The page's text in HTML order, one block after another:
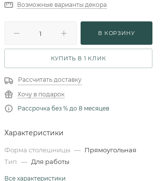
Возможные варианты декора
В КОРЗИНУ
КУПИТЬ В 1 КЛИК
Рассчитать доставку
Хочу в подарок
Рассрочка без % до 8 месяцев
Характеристики
Форма столешницы — Прямоугольная
Тип — Для работы
Все характеристики